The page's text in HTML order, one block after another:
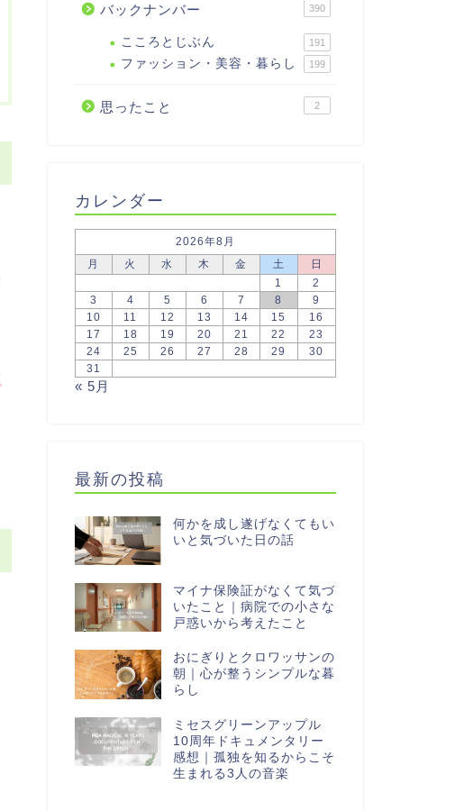
バックナンバー 390
こころとじぶん 191
ファッション・美容・暮らし 199
思ったこと 2
カレンダー
2026年8月
月
火 水 木 金 土
日
1
2
3
4 5 6 7 8
9
10
11 12 13 14 15
16
17
18 19 20 21 22
23
24
25 26 27 28 29
30
31
« 5月
最新の投稿
何かを成し遂げなくてもい
いと気づいた日の話
マイナ保険証がなくて気づ
いたこと｜病院での小さな
戸惑いから考えたこと
おにぎりとクロワッサンの
朝｜心が整うシンプルな暮
らし
ミセスグリーンアップル
10周年ドキュメンタリー
感想｜孤独を知るからこそ
生まれる3人の音楽